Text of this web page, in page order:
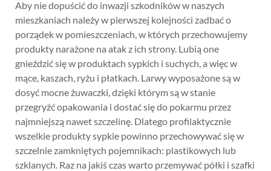
Aby nie dopuścić do inwazji szkodników w naszych
mieszkaniach należy w pierwszej kolejności zadbać o
porządek w pomieszczeniach, w których przechowujemy
produkty narażone na atak z ich strony. Lubią one
gnieździć się w produktach sypkich i suchych, a więc w
mące, kaszach, ryżu i płatkach. Larwy wyposażone są w
dosyć mocne żuwaczki, dzięki którym są w stanie
przegryźć opakowania i dostać się do pokarmu przez
najmniejszą nawet szczelinę. Dlatego profilaktycznie
wszelkie produkty sypkie powinno przechowywać się w
szczelnie zamkniętych pojemnikach: plastikowych lub
szklanych. Raz na jakiś czas warto przemywać półki i szafki